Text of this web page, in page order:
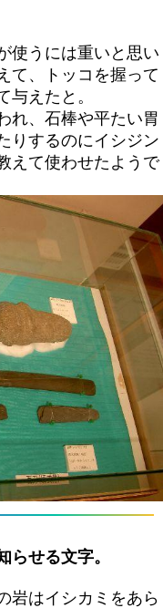
使うには重いと思い
て、トッコを握って
与えたと。
れ、石棒や平たい胃
りするのにイシジン
えて使わせたようで
らせる文字。
岩はイシカミをあら